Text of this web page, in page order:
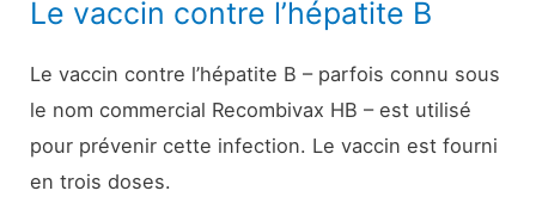
Le vaccin contre l’hépatite B
Le vaccin contre l’hépatite B – parfois connu sous
le nom commercial Recombivax HB – est utilisé
pour prévenir cette infection. Le vaccin est fourni
en trois doses.